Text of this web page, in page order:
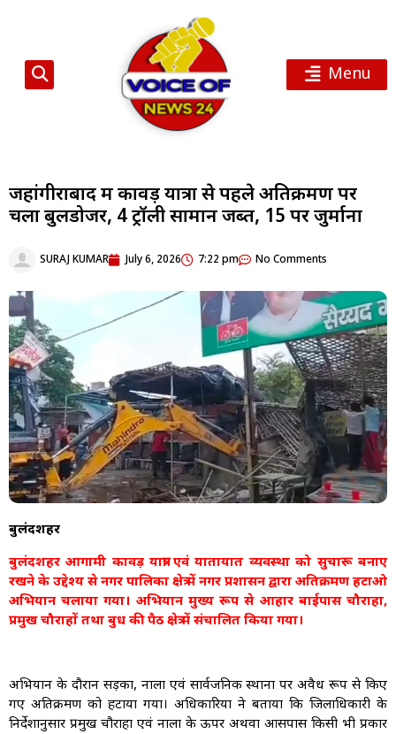
Menu
जहांगीराबाद में कावड़ यात्रा से पहले अतिक्रमण पर
चला बुलडोजर, 4 ट्रॉली सामान जब्त, 15 पर जुर्माना
SURAJ KUMAR July 6, 2026 7:22 pm No Comments
बुलंदशहर
बुलंदशहर आगामी कावड़ यात्रा एवं यातायात व्यवस्था को सुचारू बनाए
रखने के उद्देश्य से नगर पालिका क्षेत्र में नगर प्रशासन द्वारा अतिक्रमण हटाओ
अभियान चलाया गया। अभियान मुख्य रूप से आहार बाईपास चौराहा,
प्रमुख चौराहों तथा बुध की पैठ क्षेत्र में संचालित किया गया।
अभियान के दौरान सड़कों, नालों एवं सार्वजनिक स्थानों पर अवैध रूप से किए
गए अतिक्रमण को हटाया गया। अधिकारियों ने बताया कि जिलाधिकारी के
निर्देशानुसार प्रमुख चौराहों एवं नालों के ऊपर अथवा आसपास किसी भी प्रकार